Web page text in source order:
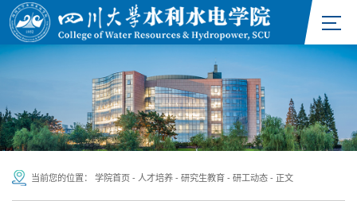
当前您的位置： 学院首页 - 人才培养 - 研究生教育 - 研工动态 - 正文